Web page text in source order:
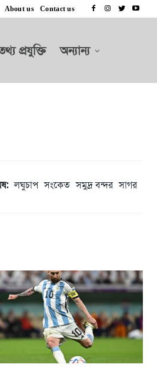
About us Contact us
প্রযুক্তি অন্যান্য
লঘুচাপ সংকেত সমুদ্র বন্দর সাগর